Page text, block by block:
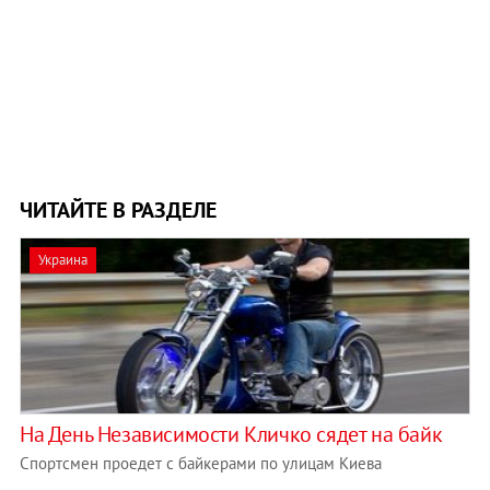
ЧИТАЙТЕ В РАЗДЕЛЕ
Украина
На День Независимости Кличко сядет на байк
Спортсмен проедет с байкерами по улицам Киева